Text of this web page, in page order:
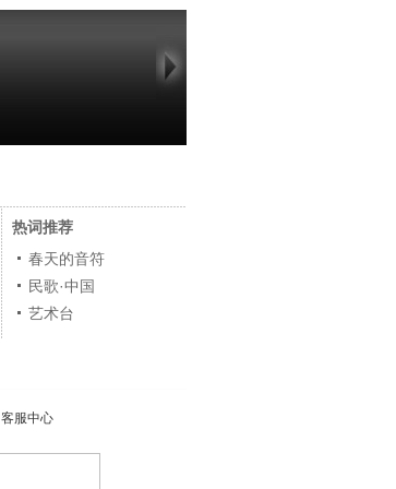
热词推荐
春天的音符
民歌·中国
艺术台
客服中心